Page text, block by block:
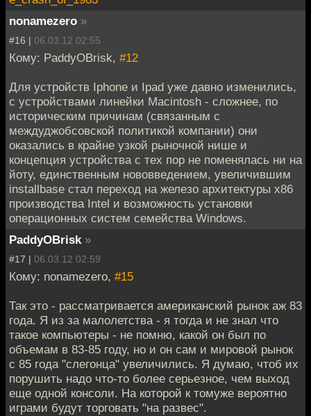
nonamezero »
#16 | 06.03.12 02:55
Кому: PaddyOBrisk, #12
Для устройств Iphone и Ipad уже давно изменились,
с устройствами линейки Macintosh - сложнее, по
историческим причинам (связанным с
междуджобсовской политикой компании) они
оказались в крайне узкой рыночной нише и
концепция устройства с тех пор не поменялась ни на
йоту, единственным нововведением, увеличившим
installbase стал переход на железо архитектуры x86
производства Intel и возможность установки
операционных систем семейства Windows.
PaddyOBrisk »
#17 | 06.03.12 02:59
Кому: nonamezero, #15
Так это - рассматривается американский рынок аж 83
года. Я из за малолетства - я тогда и не знал что
такое компьютеры - не помню, какой он был по
объемам в 83-85 году, но и он сам и мировой рынок
с 85 года "слегонца" увеличились. Я думаю, чтоб их
порушить надо что-то более серьезное, чем выход
еще одной консоли. На которой к томуже вероятно
играми будут торговать "на развес".